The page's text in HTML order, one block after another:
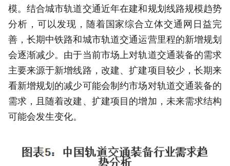
模。结合城市轨道交通近年在建和规划线路规模趋势
分析，可以发现，随着国家综合立体交通网日益完
善，长期中铁路和城市轨道交通运营里程的新增规划
会逐渐减少。由于当前市场上对轨道交通装备的需求
主要来源于新增线路，改建、扩建项目较少，长期来
看新增规划的减少可能会制约市场对轨道交通装备的
需求，且随着改建、扩建项目的增加，未来需求结构
可能会发生变化。